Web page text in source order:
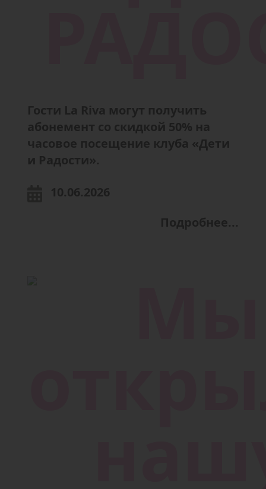
Гости La Riva могут получить
абонемент со скидкой 50% на
часовое посещение клуба «Дети
и Радости».
10.06.2026
Подробнее...